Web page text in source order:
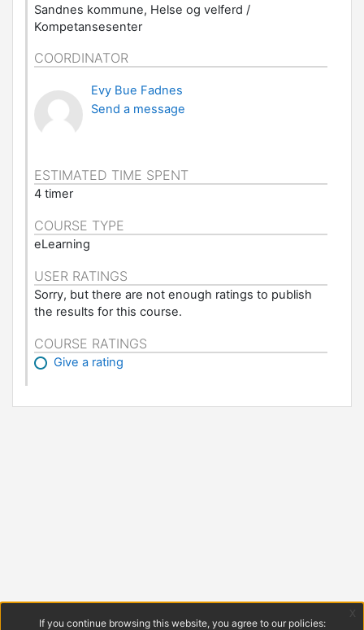
Sandnes kommune, Helse og velferd /
Kompetansesenter
COORDINATOR
Evy Bue Fadnes
Send a message
ESTIMATED TIME SPENT
4 timer
COURSE TYPE
eLearning
USER RATINGS
Sorry, but there are not enough ratings to publish
the results for this course.
COURSE RATINGS
Give a rating
If you continue browsing this website, you agree to our policies:
x